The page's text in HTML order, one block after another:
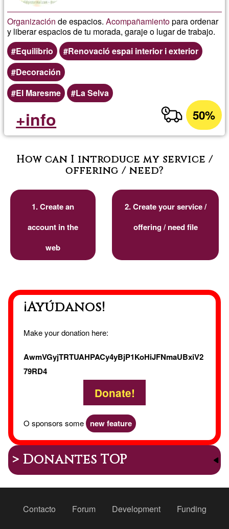
Organización de espacios.Acompañamientopara ordenar
y liberar espacios de tu morada, garaje o lugar de trabajo.
Equilibrio
Renovació espai interior i exterior
Decoración
El Maresme
La Selva
50%
+info
How can I introduce my service /
offering / need?
1. Create an
account in the
web
2. Create your service /
offering / need file
¡Ayúdanos!
Make your donation here:
AwmVGyjTRTUAHPACy4yBjP1KoHiJFNmaUBxiV2
79RD4
Donate!
O sponsors some new feature
> Donantes TOP
PeuContacto Forum Development Funding